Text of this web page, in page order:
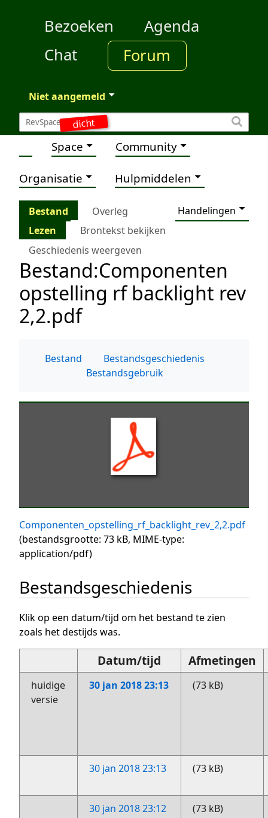
dicht
Bezoeken
Agenda
Chat
Forum
Niet aangemeld
Space Community
Organisatie Hulpmiddelen
Bestand Overleg
Handelingen
Lezen
Brontekst bekijken
Geschiedenis weergeven
Bestand:Componenten
opstelling rf backlight rev
2,2.pdf
Bestand
Bestandsgeschiedenis
Bestandsgebruik
Componenten_opstelling_rf_backlight_rev_2,2.pdf
(bestandsgrootte: 73 kB, MIME-type:
application/pdf)
Bestandsgeschiedenis
Klik op een datum/tijd om het bestand te zien
zoals het destijds was.
Datum/tijd Afmetingen
huidige
versie
30 jan 2018 23:13 (73 kB)
30 jan 2018 23:13 (73 kB)
30 jan 2018 23:12 (73 kB)